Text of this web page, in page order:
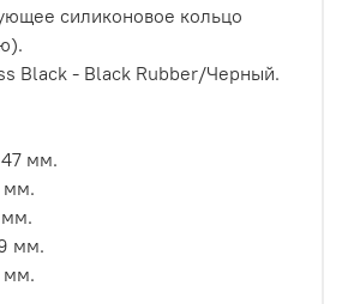
силиконовое кольцо
Black - Black Rubber/Черный.
мм.
мм.
мм.
мм.
мм.